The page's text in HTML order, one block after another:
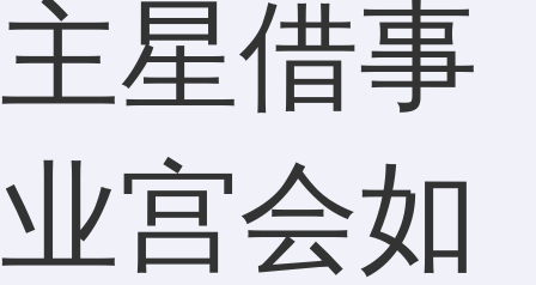
主星借事
业宫会如